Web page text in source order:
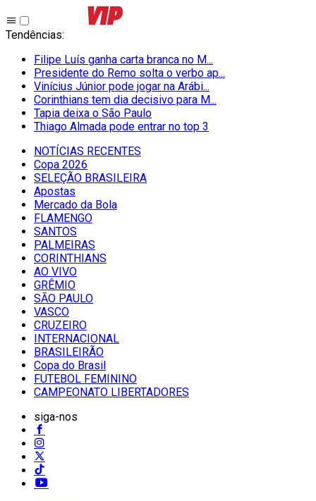
Tendências:
Filipe Luís ganha carta branca no M...
Presidente do Remo solta o verbo ap...
Vinícius Júnior pode jogar na Arábi...
Corinthians tem dia decisivo para M...
Tapia deixa o São Paulo
Thiago Almada pode entrar no top 3
NOTÍCIAS RECENTES
Copa 2026
SELEÇÃO BRASILEIRA
Apostas
Mercado da Bola
FLAMENGO
SANTOS
PALMEIRAS
CORINTHIANS
AO VIVO
GRÊMIO
SĀO PAULO
VASCO
CRUZEIRO
INTERNACIONAL
BRASILEIRÃO
Copa do Brasil
FUTEBOL FEMININO
CAMPEONATO LIBERTADORES
siga-nos